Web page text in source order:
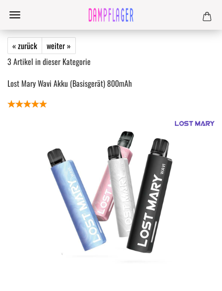
« zurück
weiter »
3 Artikel in dieser Kategorie
Lost Mary Wavi Akku (Basisgerät) 800mAh